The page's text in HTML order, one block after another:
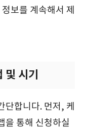
보를 계속해서 제
시기
단합니다. 먼저, 케
을 통해 신청하실